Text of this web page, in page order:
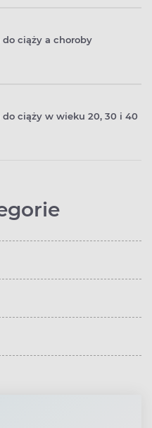
ciąży a choroby
ciąży w wieku 20, 30 i 40